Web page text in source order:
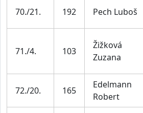
70./21. 192 Pech Luboš
71./4. 103
Žižková
Zuzana
72./20. 165
Edelmann
Robert